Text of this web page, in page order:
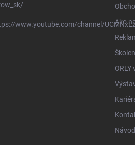
www.youtube.com/channel/
Ako
ORLY